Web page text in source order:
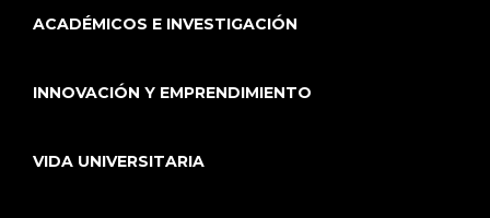
ACADÉMICOS E INVESTIGACIÓN
INNOVACIÓN Y EMPRENDIMIENTO
VIDA UNIVERSITARIA